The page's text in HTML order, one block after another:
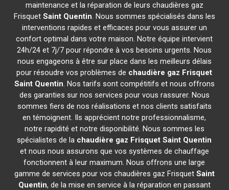
maintenance et la réparation de leurs chaudières gaz
Frisquet Saint Quentin. Nous sommes spécialisés dans les
interventions rapides et efficaces pour vous assurer un
confort optimal dans votre maison. Notre équipe intervient
24h/24 et 7j/7 pour répondre à vos besoins urgents. Nous
nous engageons à être sur place dans les meilleurs délais
pour résoudre vos problèmes de chaudière gaz Frisquet
Saint Quentin. Nos tarifs sont compétitifs et nous offrons
des garanties sur nos services pour vous rassurer. Nous
sommes fiers de nos réalisations et nos clients satisfaits
en témoignent. Ils apprécient notre professionnalisme,
notre rapidité et notre disponibilité. Nous sommes les
spécialistes de la chaudière gaz Frisquet Saint Quentin
et nous nous assurons que vos systèmes de chauffage
fonctionnent à leur maximum. Nous offrons une large
gamme de services pour vos chaudières gaz Frisquet Saint
Quentin, de la mise en service à la réparation en passant